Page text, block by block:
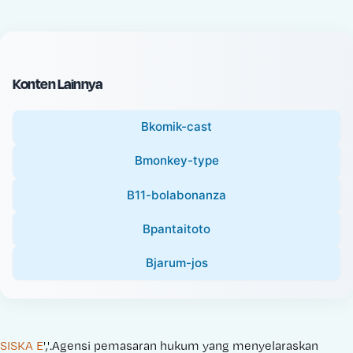
c
e
Konten Lainnya
Bkomik-cast
Bmonkey-type
B11-bolabonanza
Bpantaitoto
Bjarum-jos
SISKA E','.Agensi pemasaran hukum yang menyelaraskan